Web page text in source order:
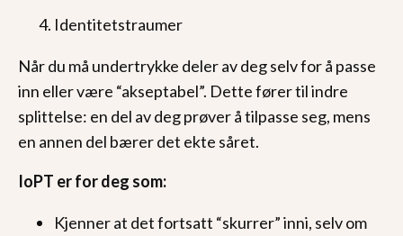
Identitetstraumer
Når du må undertrykke deler av deg selv for å passe
inn eller være “akseptabel”. Dette fører til indre
splittelse: en del av deg prøver å tilpasse seg, mens
en annen del bærer det ekte såret.
IoPT er for deg som:
Kjenner at det fortsatt “skurrer” inni, selv om